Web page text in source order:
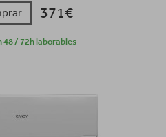
371€
48 / 72h laborables